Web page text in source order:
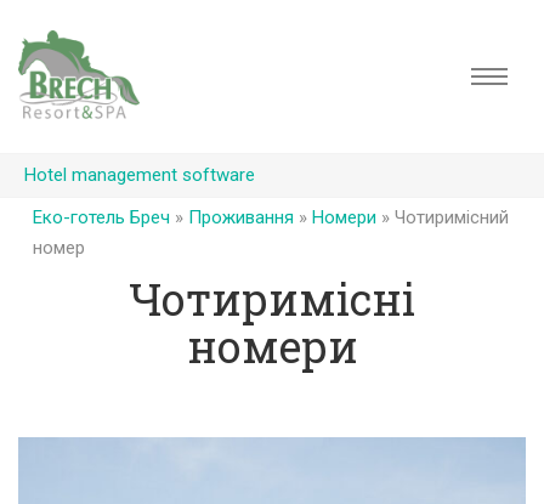
Hotel management software
Еко-готель Бреч » Проживання » Номери » Чотиримісний
номер
Чотиримісні
номери